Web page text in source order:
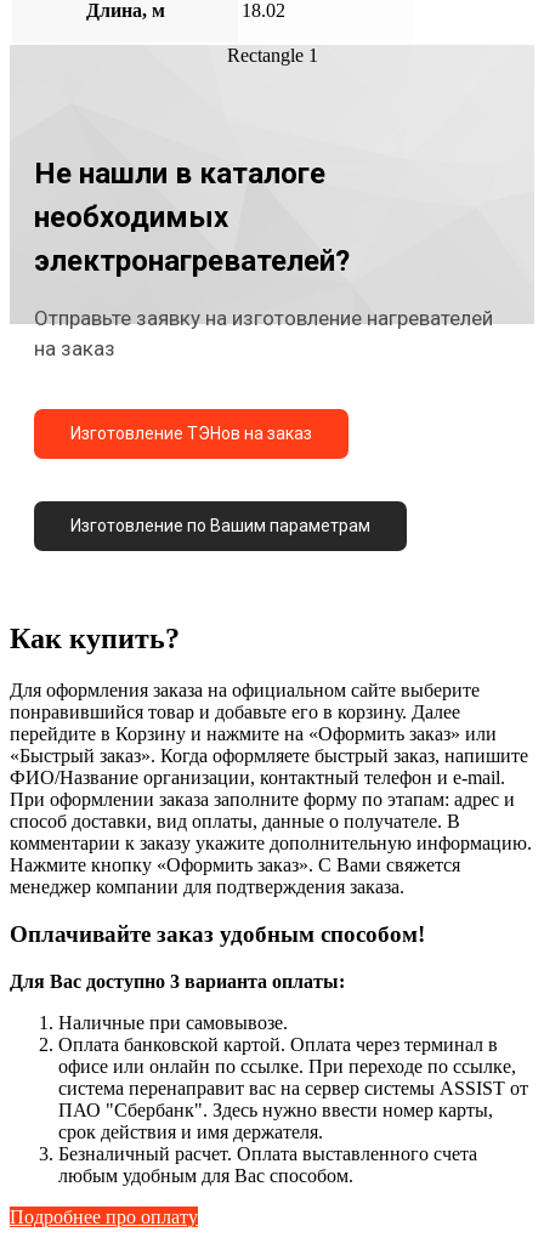
Длина, м 18.02
Rectangle 1
Не нашли в каталоге
необходимых
электронагревателей?
Отправьте заявку на изготовление нагревателей
на заказ
Изготовление ТЭНов на заказ
Изготовление по Вашим параметрам
Как купить?
Для оформления заказа на официальном сайте выберите
понравившийся товар и добавьте его в корзину. Далее
перейдите в Корзину и нажмите на «Оформить заказ» или
«Быстрый заказ». Когда оформляете быстрый заказ, напишите
ФИО/Название организации, контактный телефон и e-mail.
При оформлении заказа заполните форму по этапам: адрес и
способ доставки, вид оплаты, данные о получателе. В
комментарии к заказу укажите дополнительную информацию.
Нажмите кнопку «Оформить заказ». С Вами свяжется
менеджер компании для подтверждения заказа.
Оплачивайте заказ удобным способом!
Для Вас доступно 3 варианта оплаты:
Наличные при самовывозе.
Оплата банковской картой. Оплата через терминал в
офисе или онлайн по ссылке. При переходе по ссылке,
система перенаправит вас на сервер системы ASSIST от
ПАО "Сбербанк". Здесь нужно ввести номер карты,
срок действия и имя держателя.
Безналичный расчет. Оплата выставленного счета
любым удобным для Вас способом.
Подробнее про оплату